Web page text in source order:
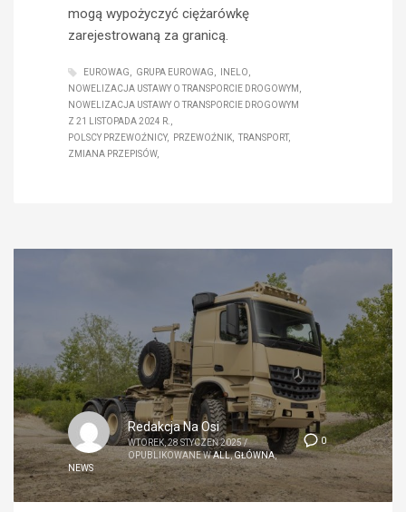
mogą wypożyczyć ciężarówkę
zarejestrowaną za granicą.
EUROWAG GRUPA EUROWAG
INELO
NOWELIZACJA USTAWY O TRANSPORCIE DROGOWYM
NOWELIZACJA USTAWY O TRANSPORCIE DROGOWYM
Z 21 LISTOPADA 2024 R.
POLSCY PRZEWOŹNICY
PRZEWOŹNIK
TRANSPORT
ZMIANA PRZEPISÓW
0
Redakcja Na Osi
WTOREK, 28 STYCZEŃ 2025 /
OPUBLIKOWANE WALL,GŁÓWNA,
NEWS